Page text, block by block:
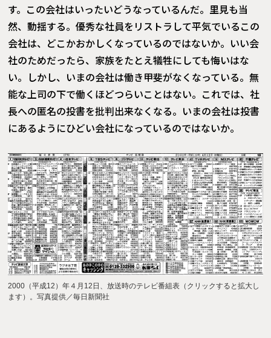
す。この会社はいったいどうなっているんだ。里見も当
然、動揺する。優秀な社員をリストラして平気でいるこの
会社は、どこかおかしくなっているのではないか。いい会
社のためだったら、家族をたとえ犠牲にしても悔いはな
い。しかし、いまの会社は働き甲斐がなくなっている。無
能な上司の下で働くほどつらいことはない。これでは、社
長への匿名の投書を批判出来なくなる。いまの会社は投書
にあるようにひどい会社になっているのではないか。
2000（平成12）年４月12日、放送時のテレビ番組表（クリックすると拡大し
ます）。写真提供／毎日新聞社